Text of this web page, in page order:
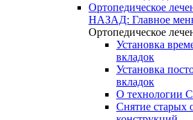
Ортопедическое
НАЗАД: Главное
Ортопедическое
Установка
вкладок
Установка
вкладок
О технологии
Снятие старых